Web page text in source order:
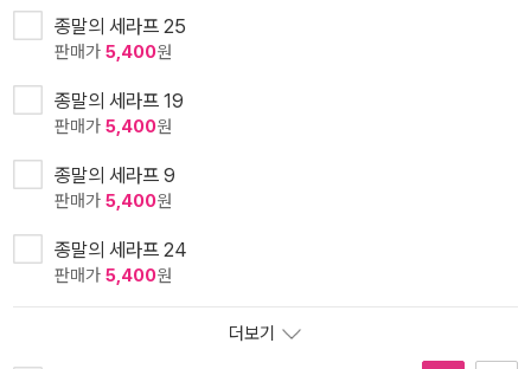
종말의 세라프 25
판매가 5,400원
종말의 세라프 19
판매가 5,400원
종말의 세라프 9
판매가 5,400원
종말의 세라프 24
판매가 5,400원
더보기